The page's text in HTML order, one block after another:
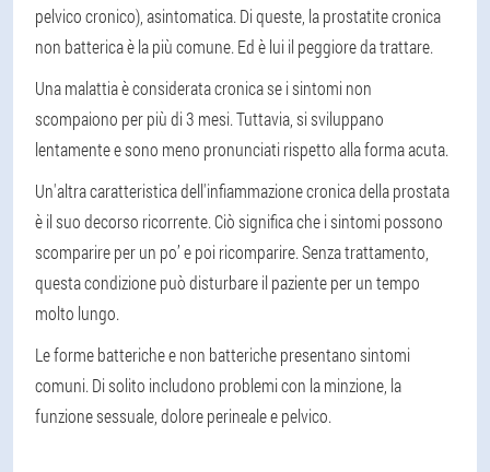
pelvico cronico), asintomatica. Di queste, la prostatite cronica
non batterica è la più comune. Ed è lui il peggiore da trattare.
Una malattia è considerata cronica se i sintomi non
scompaiono per più di 3 mesi. Tuttavia, si sviluppano
lentamente e sono meno pronunciati rispetto alla forma acuta.
Un'altra caratteristica dell'infiammazione cronica della prostata
è il suo decorso ricorrente. Ciò significa che i sintomi possono
scomparire per un po’ e poi ricomparire. Senza trattamento,
questa condizione può disturbare il paziente per un tempo
molto lungo.
Le forme batteriche e non batteriche presentano sintomi
comuni. Di solito includono problemi con la minzione, la
funzione sessuale, dolore perineale e pelvico.